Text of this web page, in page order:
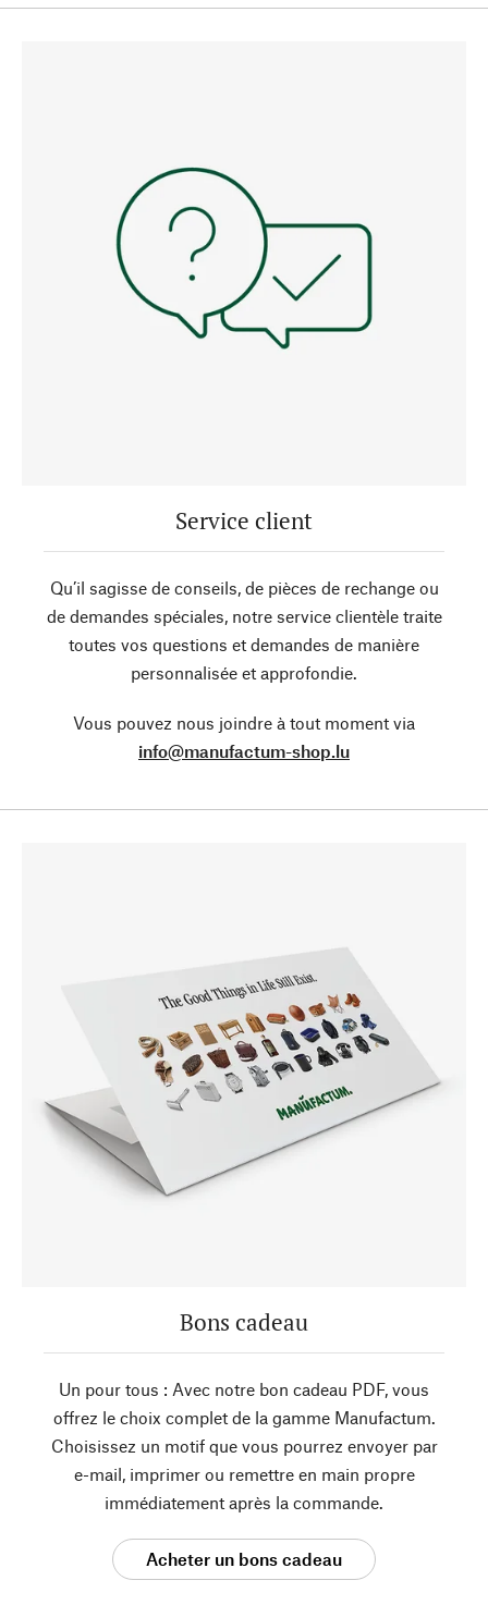
Service client
Qu’il sagisse de conseils, de pièces de rechange ou
de demandes spéciales, notre service clientèle traite
toutes vos questions et demandes de manière
personnalisée et approfondie.
Vous pouvez nous joindre à tout moment via
info@manufactum-shop.lu
Bons cadeau
Un pour tous : Avec notre bon cadeau PDF, vous
offrez le choix complet de la gamme Manufactum.
Choisissez un motif que vous pourrez envoyer par
e-mail, imprimer ou remettre en main propre
immédiatement après la commande.
Acheter un bons cadeau